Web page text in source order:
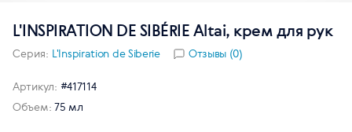
L'INSPIRATION DE SIBÉRIE Altai, крем для рук
Серия: L'Inspiration de Siberie Отзывы (0)
Артикул: #417114
Объем: 75 мл